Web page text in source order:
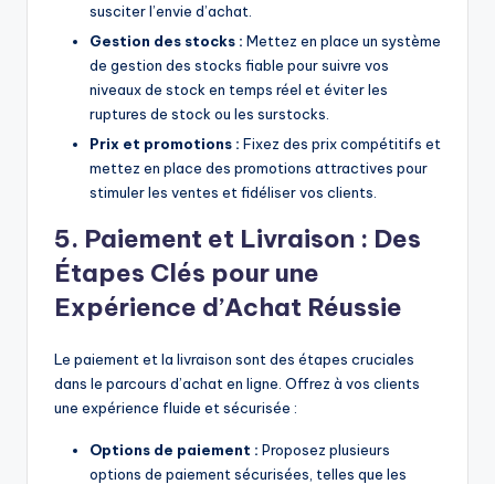
susciter l’envie d’achat.
Gestion des stocks : Mettez en place un système
de gestion des stocks fiable pour suivre vos
niveaux de stock en temps réel et éviter les
ruptures de stock ou les surstocks.
Prix et promotions : Fixez des prix compétitifs et
mettez en place des promotions attractives pour
stimuler les ventes et fidéliser vos clients.
5. Paiement et Livraison : Des
Étapes Clés pour une
Expérience d’Achat Réussie
Le paiement et la livraison sont des étapes cruciales
dans le parcours d’achat en ligne. Offrez à vos clients
une expérience fluide et sécurisée :
Options de paiement : Proposez plusieurs
options de paiement sécurisées, telles que les